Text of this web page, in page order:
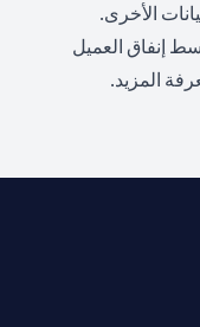
الأخرى.
إنفاق العميل
opens in a new
المزيد.